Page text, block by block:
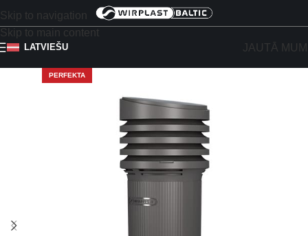
Skip to navigation
Skip to main content
LATVIEŠU JAUTĀ
PERFEKTA